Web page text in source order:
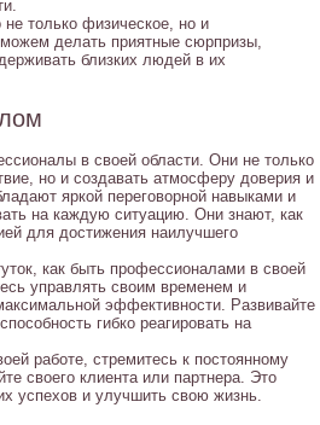
только физическое, но и
делать приятные сюрпризы,
близких людей в их
в своей области. Они не только
но и создавать атмосферу доверия и
яркой переговорной навыками и
на каждую ситуацию. Они знают, как
для достижения наилучшего
как быть профессионалами в своей
управлять своим временем и
эффективности. Развивайте
гибко реагировать на
работе, стремитесь к постоянному
своего клиента или партнера. Это
успехов и улучшить свою жизнь.